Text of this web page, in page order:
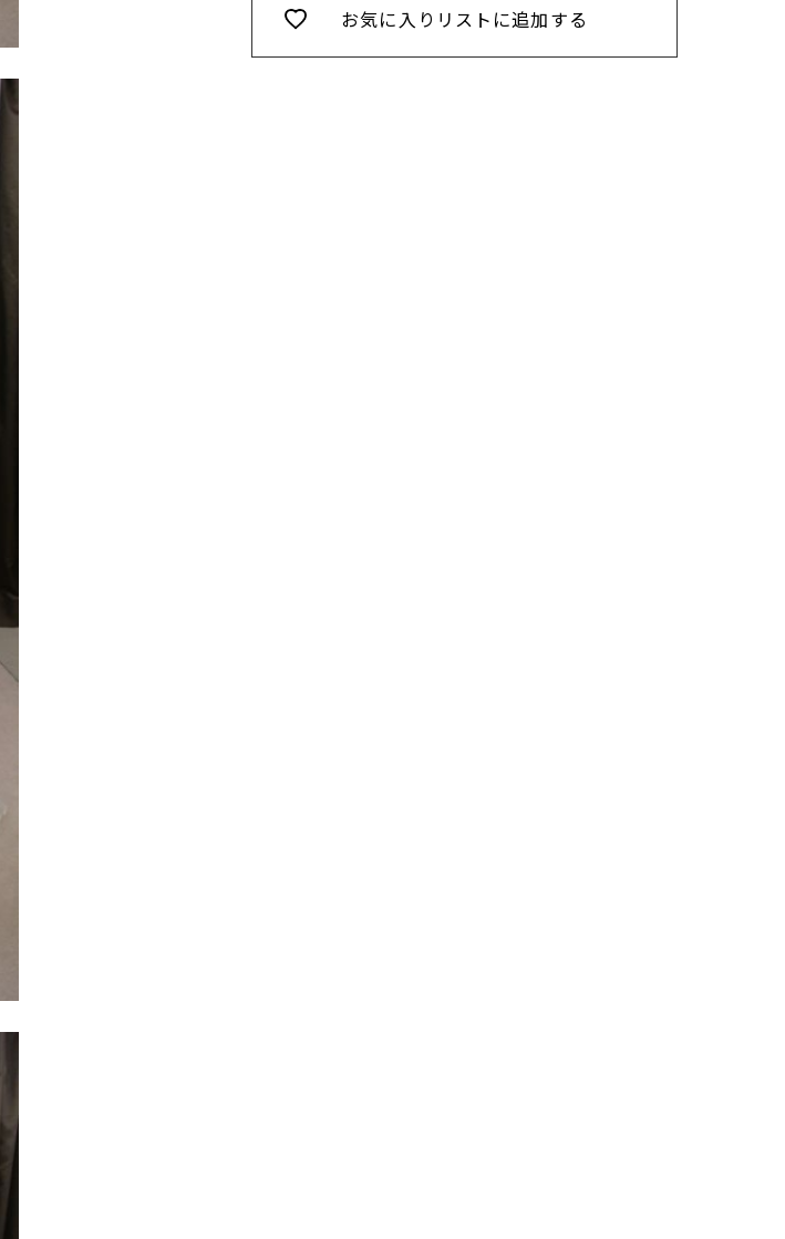
お気に入りリストに追加する